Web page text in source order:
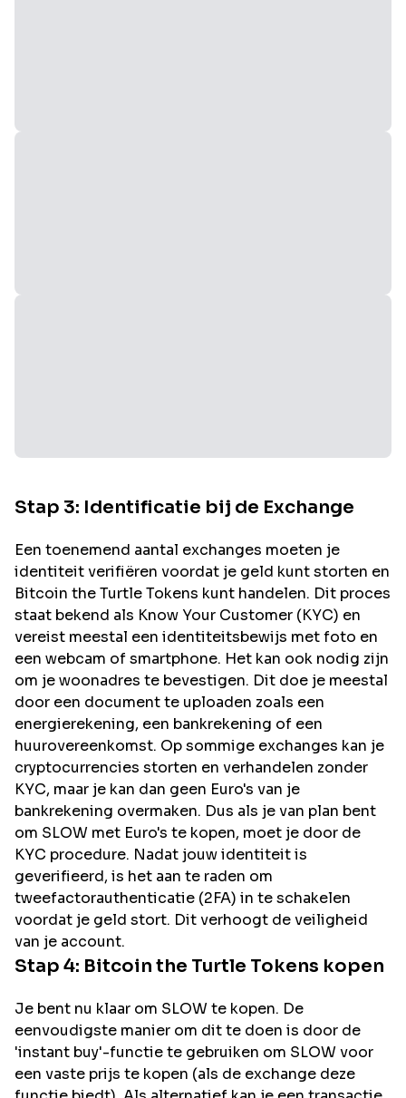
Stap 3: Identificatie bij de Exchange
Een toenemend aantal exchanges moeten je
identiteit verifiëren voordat je geld kunt storten en
Bitcoin the TurtleTokens kunt handelen. Dit proces
staat bekend als Know Your Customer (KYC) en
vereist meestal een identiteitsbewijs met foto en
een webcam of smartphone. Het kan ook nodig zijn
om je woonadres te bevestigen. Dit doe je meestal
door een document te uploaden zoals een
energierekening, een bankrekening of een
huurovereenkomst. Op sommige exchanges kan je
cryptocurrencies storten en verhandelen zonder
KYC, maar je kan dan geen Euro's van je
bankrekening overmaken. Dus als je van plan bent
om SLOW met Euro's te kopen, moet je door de
KYC procedure. Nadat jouw identiteit is
geverifieerd, is het aan te raden om
tweefactorauthenticatie (2FA) in te schakelen
voordat je geld stort. Dit verhoogt de veiligheid
van je account.
Stap 4: Bitcoin the Turtle Tokens kopen
Je bent nu klaar om SLOW te kopen. De
eenvoudigste manier om dit te doen is door de
'instant buy'-functie te gebruiken om SLOW voor
een vaste prijs te kopen (als de exchange deze